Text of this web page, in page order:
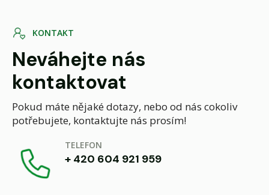
KONTAKT
Neváhejte nás
kontaktovat
Pokud máte nějaké dotazy, nebo od nás cokoliv
potřebujete, kontaktujte nás prosím!
TELEFON
+ 420 604 921 959